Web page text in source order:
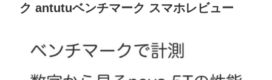
ク antutuベンチマーク スマホレビュー